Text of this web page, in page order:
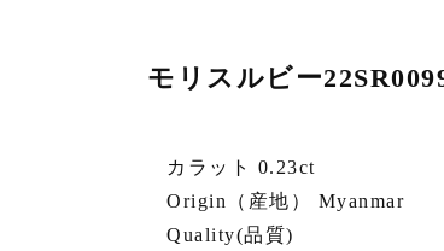
モリスルビー
カラット 0.23ct
Origin（産地） Myanmar
Quality(品質)